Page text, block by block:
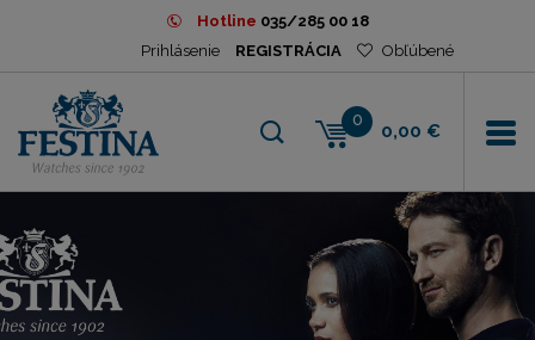
Hotline 035/285 00 18
Prihlásenie
REGISTRÁCIA Obľúbené
0
0,00 €